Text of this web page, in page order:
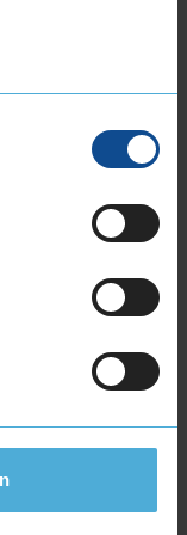
van 70 dB
deze band